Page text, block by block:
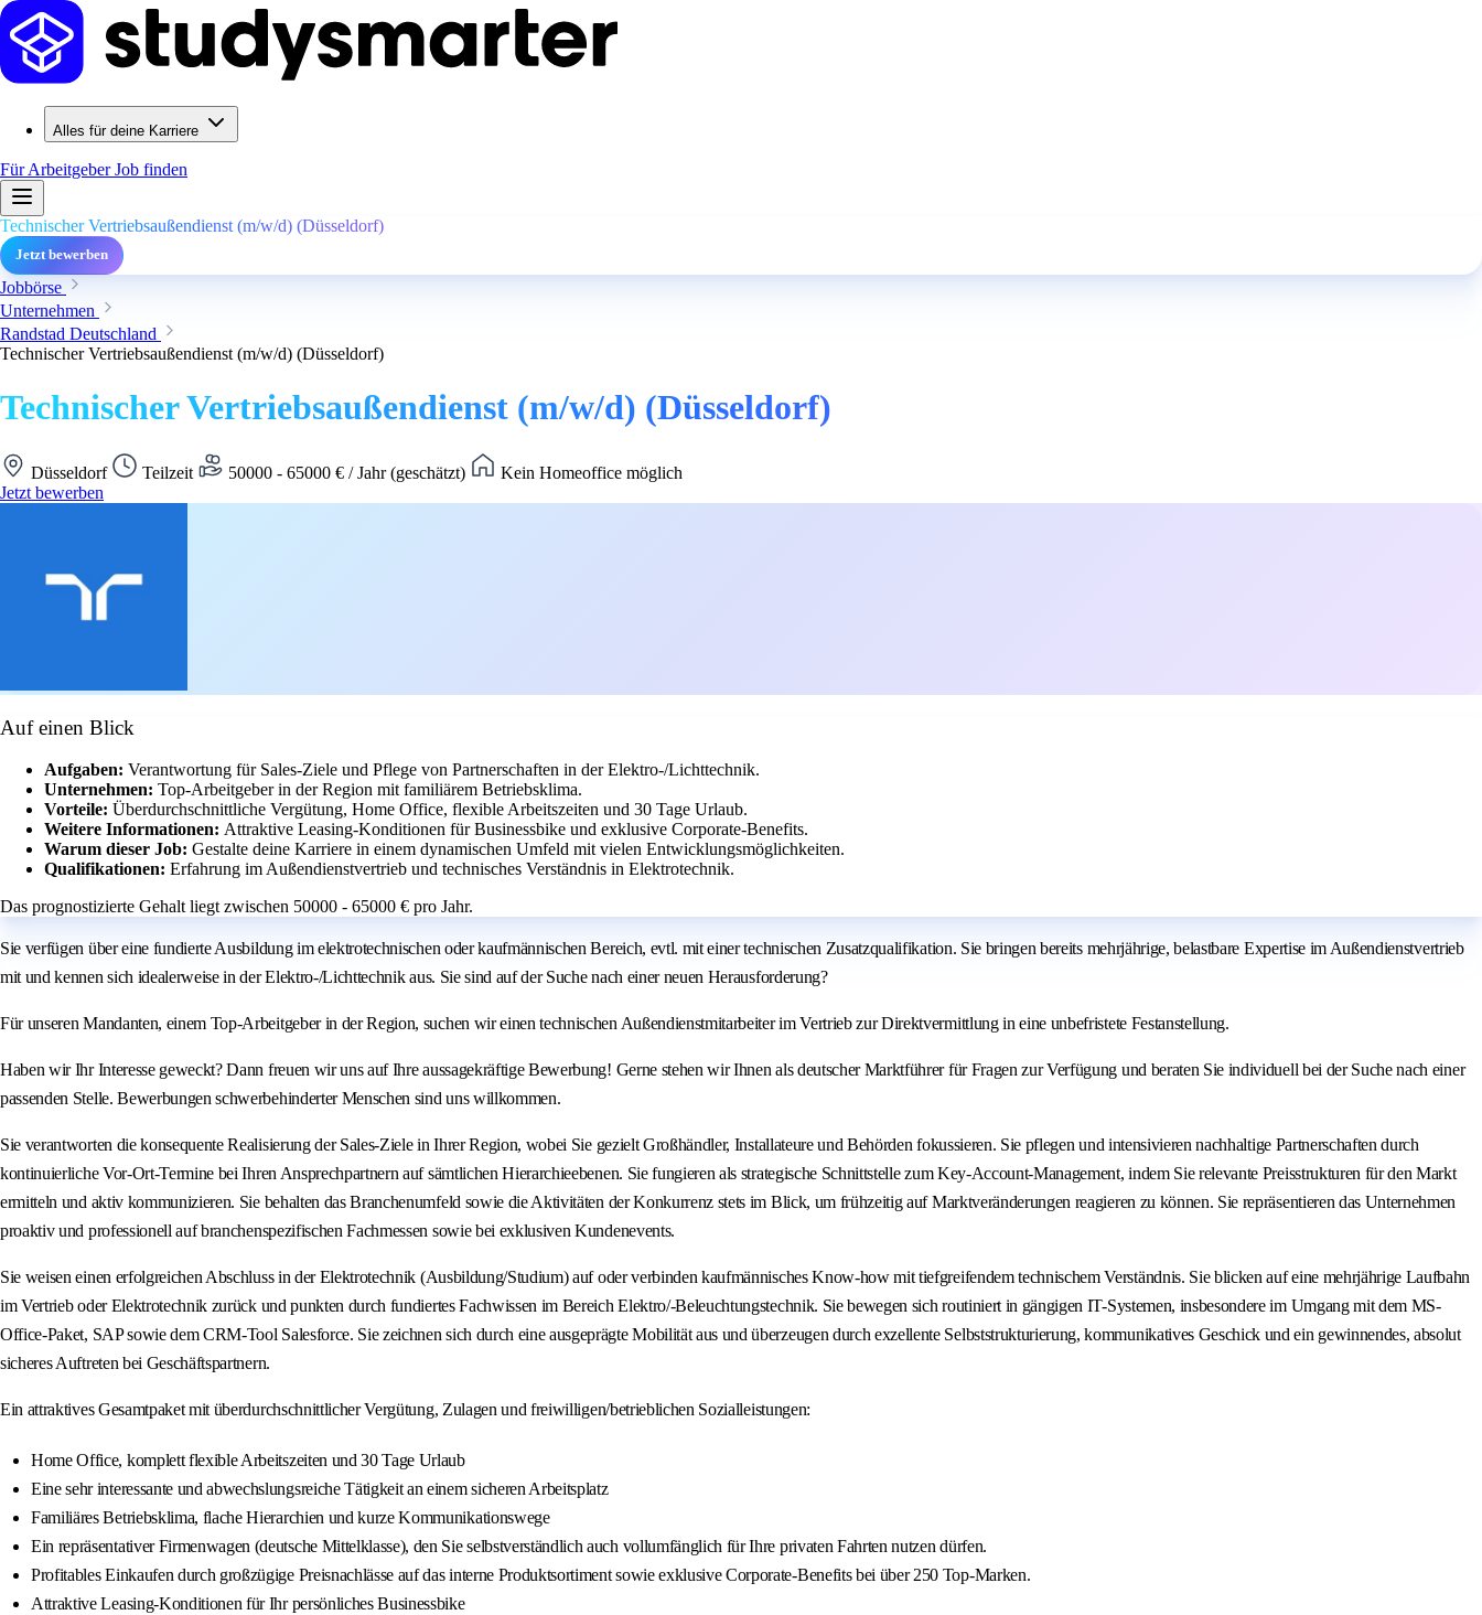
Alles für deine Karriere
Für ArbeitgeberJob finden
Technischer Vertriebsaußendienst (m/w/d) (Düsseldorf)
Jetzt bewerben
Jobbörse
Unternehmen
Randstad Deutschland
Technischer Vertriebsaußendienst (m/w/d) (Düsseldorf)
Technischer Vertriebsaußendienst (m/w/d) (Düsseldorf)
Düsseldorf Teilzeit 50000 - 65000 € / Jahr (geschätzt)
Kein Homeoffice möglich
Jetzt bewerben
Auf einen Blick
Aufgaben: Verantwortung für Sales-Ziele und Pflege von Partnerschaften in der Elektro-/Lichttechnik.
Unternehmen: Top-Arbeitgeber in der Region mit familiärem Betriebsklima.
Vorteile: Überdurchschnittliche Vergütung, Home Office, flexible Arbeitszeiten und 30 Tage Urlaub.
Weitere Informationen: Attraktive Leasing-Konditionen für Businessbike und exklusive Corporate-Benefits.
Warum dieser Job: Gestalte deine Karriere in einem dynamischen Umfeld mit vielen Entwicklungsmöglichkeiten.
Qualifikationen: Erfahrung im Außendienstvertrieb und technisches Verständnis in Elektrotechnik.
Das prognostizierte Gehalt liegt zwischen 50000 - 65000 € pro Jahr.
Sie verfügen über eine fundierte Ausbildung im elektrotechnischen oder kaufmännischen Bereich, evtl. mit einer technischen Zusatzqualifikation. Sie bringen bereits mehrjährige, belastbare Expertise im Außendienstvertrieb
mit und kennen sich idealerweise in der Elektro-/Lichttechnik aus. Sie sind auf der Suche nach einer neuen Herausforderung?
Für unseren Mandanten, einem Top-Arbeitgeber in der Region, suchen wir einen technischen Außendienstmitarbeiter im Vertrieb zur Direktvermittlung in eine unbefristete Festanstellung.
Haben wir Ihr Interesse geweckt? Dann freuen wir uns auf Ihre aussagekräftige Bewerbung! Gerne stehen wir Ihnen als deutscher Marktführer für Fragen zur Verfügung und beraten Sie individuell bei der Suche nach einer
passenden Stelle. Bewerbungen schwerbehinderter Menschen sind uns willkommen.
Sie verantworten die konsequente Realisierung der Sales-Ziele in Ihrer Region, wobei Sie gezielt Großhändler, Installateure und Behörden fokussieren. Sie pflegen und intensivieren nachhaltige Partnerschaften durch
kontinuierliche Vor-Ort-Termine bei Ihren Ansprechpartnern auf sämtlichen Hierarchieebenen. Sie fungieren als strategische Schnittstelle zum Key-Account-Management, indem Sie relevante Preisstrukturen für den Markt
ermitteln und aktiv kommunizieren. Sie behalten das Branchenumfeld sowie die Aktivitäten der Konkurrenz stets im Blick, um frühzeitig auf Marktveränderungen reagieren zu können. Sie repräsentieren das Unternehmen
proaktiv und professionell auf branchenspezifischen Fachmessen sowie bei exklusiven Kundenevents.
Sie weisen einen erfolgreichen Abschluss in der Elektrotechnik (Ausbildung/Studium) auf oder verbinden kaufmännisches Know-how mit tiefgreifendem technischem Verständnis. Sie blicken auf eine mehrjährige Laufbahn
im Vertrieb oder Elektrotechnik zurück und punkten durch fundiertes Fachwissen im Bereich Elektro/-Beleuchtungstechnik. Sie bewegen sich routiniert in gängigen IT-Systemen, insbesondere im Umgang mit dem MS-
Office-Paket, SAP sowie dem CRM-Tool Salesforce. Sie zeichnen sich durch eine ausgeprägte Mobilität aus und überzeugen durch exzellente Selbststrukturierung, kommunikatives Geschick und ein gewinnendes, absolut
sicheres Auftreten bei Geschäftspartnern.
Ein attraktives Gesamtpaket mit überdurchschnittlicher Vergütung, Zulagen und freiwilligen/betrieblichen Sozialleistungen:
Home Office, komplett flexible Arbeitszeiten und 30 Tage Urlaub
Eine sehr interessante und abwechslungsreiche Tätigkeit an einem sicheren Arbeitsplatz
Familiäres Betriebsklima, flache Hierarchien und kurze Kommunikationswege
Ein repräsentativer Firmenwagen (deutsche Mittelklasse), den Sie selbstverständlich auch vollumfänglich für Ihre privaten Fahrten nutzen dürfen.
Profitables Einkaufen durch großzügige Preisnachlässe auf das interne Produktsortiment sowie exklusive Corporate-Benefits bei über 250 Top-Marken.
Attraktive Leasing-Konditionen für Ihr persönliches Businessbike